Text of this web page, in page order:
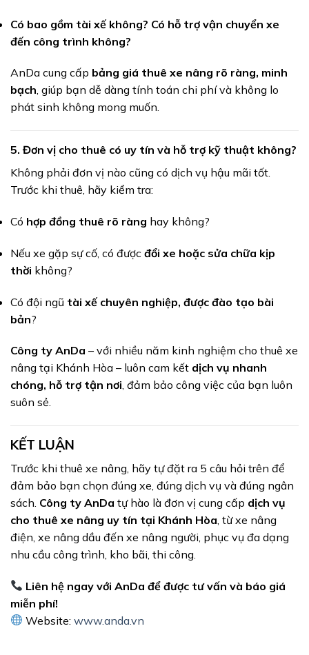
Có bao gồm tài xế không? Có hỗ trợ vận chuyển xe
đến công trình không?
AnDa cung cấp bảng giá thuê xe nâng rõ ràng, minh
bạch, giúp bạn dễ dàng tính toán chi phí và không lo
phát sinh không mong muốn.
5.Đơn vị cho thuê có uy tín và hỗ trợ kỹ thuật không?
Không phải đơn vị nào cũng có dịch vụ hậu mãi tốt.
Trước khi thuê, hãy kiểm tra:
Có hợp đồng thuê rõ ràng hay không?
Nếu xe gặp sự cố, có được đổi xe hoặc sửa chữa kịp
thời không?
Có đội ngũ tài xế chuyên nghiệp, được đào tạo bài
bản?
Công ty AnDa – với nhiều năm kinh nghiệm cho thuê xe
nâng tại Khánh Hòa – luôn cam kết dịch vụ nhanh
chóng, hỗ trợ tận nơi, đảm bảo công việc của bạn luôn
suôn sẻ.
KẾT LUẬN
Trước khi thuê xe nâng, hãy tự đặt ra 5 câu hỏi trên để
đảm bảo bạn chọn đúng xe, đúng dịch vụ và đúng ngân
sách. Công ty AnDa tự hào là đơn vị cung cấp dịch vụ
cho thuê xe nâng uy tín tại Khánh Hòa , từ xe nâng
điện, xe nâng dầu đến xe nâng người, phục vụ đa dạng
nhu cầu công trình, kho bãi, thi công.
Liên hệ ngay với AnDa để được tư vấn và báo giá
miễn phí!
Website:www.anda.vn